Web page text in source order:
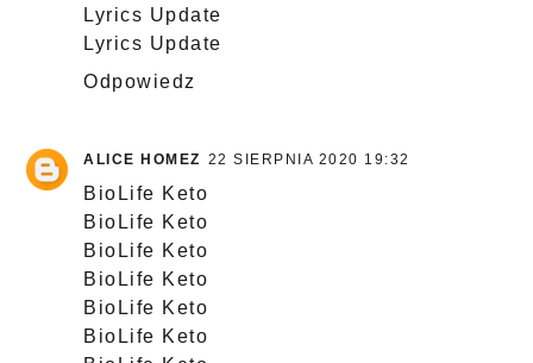
Lyrics Update
Lyrics Update
Odpowiedz
ALICE HOMEZ 22 SIERPNIA 2020 19:32
BioLife Keto
BioLife Keto
BioLife Keto
BioLife Keto
BioLife Keto
BioLife Keto